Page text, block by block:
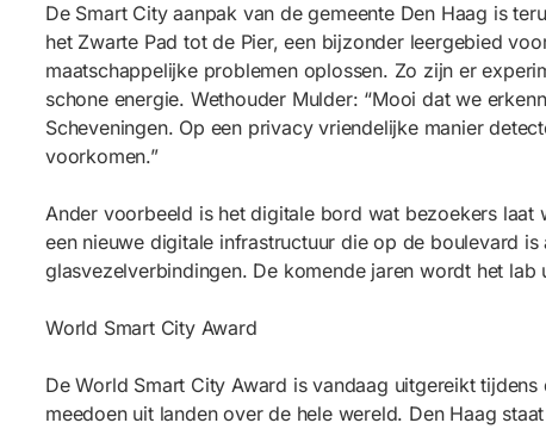
De Smart City aanpak van de gemeente Den Haag is
het Zwarte Pad tot de Pier, een bijzonder leergebied
maatschappelijke problemen oplossen. Zo zijn er
schone energie. Wethouder Mulder: “Mooi dat we
Scheveningen. Op een privacy vriendelijke manier
voorkomen.”
Ander voorbeeld is het digitale bord wat bezoekers
een nieuwe digitale infrastructuur die op de boulevard
glasvezelverbindingen. De komende jaren wordt het
World Smart City Award
De World Smart City Award is vandaag uitgereikt
meedoen uit landen over de hele wereld. Den Haag